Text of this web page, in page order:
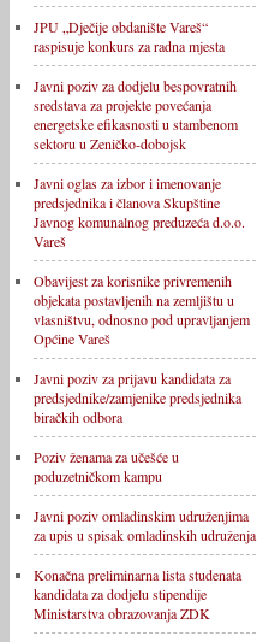
JPU „Dječije obdanište Vareš“
raspisuje konkurs za radna mjesta
Javni poziv za dodjelu bespovratnih
sredstava za projekte povećanja
energetske efikasnosti u stambenom
sektoru u Zeničko-dobojsk
Javni oglas za izbor i imenovanje
predsjednika i članova Skupštine
Javnog komunalnog preduzeća d.o.o.
Vareš
Obavijest za korisnike privremenih
objekata postavljenih na zemljištu u
vlasništvu, odnosno pod upravljanjem
Općine Vareš
Javni poziv za prijavu kandidata za
predsjednike/zamjenike predsjednika
biračkih odbora
Poziv ženama za učešće u
poduzetničkom kampu
Javni poziv omladinskim udruženjima
za upis u spisak omladinskih udruženja
Konačna preliminarna lista studenata
kandidata za dodjelu stipendije
Ministarstva obrazovanja ZDK